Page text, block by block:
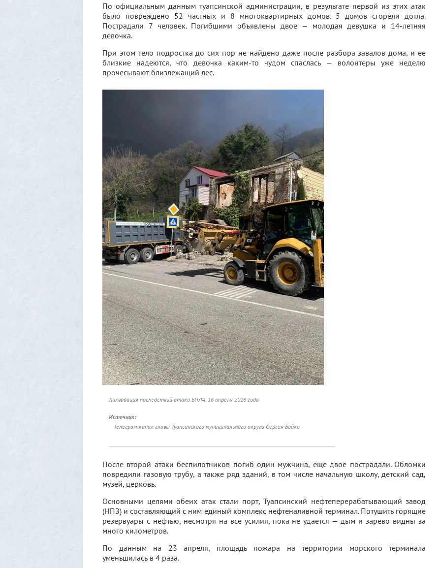
По официальным данным туапсинской администрации, в результате первой из этих атак
было повреждено 52 частных и 8 многоквартирных домов. 5 домов сгорели дотла.
Пострадали 7 человек. Погибшими объявлены двое — молодая девушка и 14-летняя
девочка.
При этом тело подростка до сих пор не найдено даже после разбора завалов дома, и ее
близкие надеются, что девочка каким-то чудом спаслась — волонтеры уже неделю
прочесывают близлежащий лес.
Ликвидация последствий атаки БПЛА. 16 апреля 2026 года
Источник:
Телеграм-канал главы Туапсинского муниципального округа Сергея Бойко
После второй атаки беспилотников погиб один мужчина, еще двое пострадали. Обломки
повредили газовую трубу, а также ряд зданий, в том числе начальную школу, детский сад,
музей, церковь.
Основными целями обеих атак стали порт, Туапсинский нефтеперерабатывающий завод
(НПЗ) и составляющий с ним единый комплекс нефтеналивной терминал. Потушить горящие
резервуары с нефтью, несмотря на все усилия, пока не удается — дым и зарево видны за
много километров.
По данным на 23 апреля, площадь пожара на территории морского терминала
уменьшилась в 4 раза.